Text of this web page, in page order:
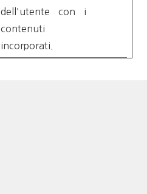
dell'utente con i
contenuti
incorporati.